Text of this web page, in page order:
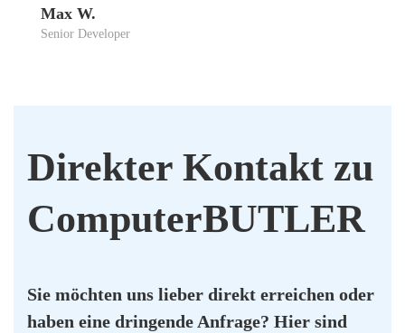
Max W.
Seni­or Deve­lo­per
Direk­ter Kon­takt zu
Com­pu­ter­BUT­LER
Sie möch­ten uns lie­ber direkt errei­chen oder
haben eine drin­gen­de Anfra­ge? Hier sind